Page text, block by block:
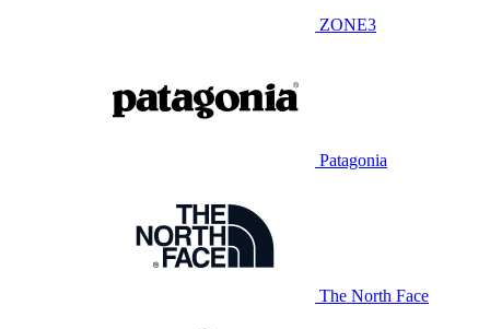
ZONE3
Patagonia
The North Face